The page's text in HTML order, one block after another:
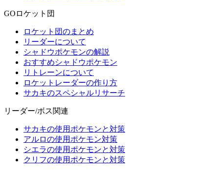
GOロケット団
ロケット団のまとめ
リーダーについて
シャドウポケモンの解説
おすすめシャドウポケモン
リトレーンについて
ロケットレーダーの作り方
サカキのスペシャルリサーチ
リーダー/ボス関連
サカキの使用ポケモンと対策
アルロの使用ポケモン対策
シエラの使用ポケモンと対策
クリフの使用ポケモンと対策